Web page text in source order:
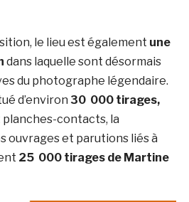
le lieu est également une
dans laquelle sont désormais
du photographe légendaire.
d’environ 30 000 tirages,
contacts, la
ouvrages et parutions liés à
25 000 tirages de Martine